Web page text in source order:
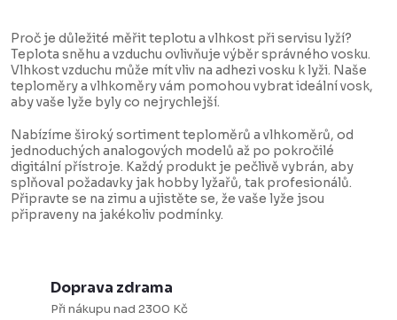
v
l
á
d
a
c
í
p
r
Proč je důležité měřit teplotu a vlhkost při servisu lyží?
Teplota sněhu a vzduchu ovlivňuje výběr správného vosku.
Vlhkost vzduchu může mít vliv na adhezi vosku k lyži. Naše
teploměry a vlhkoměry vám pomohou vybrat ideální vosk,
aby vaše lyže byly co nejrychlejší.
Nabízíme široký sortiment teploměrů a vlhkoměrů, od
jednoduchých analogových modelů až po pokročilé
digitální přístroje. Každý produkt je pečlivě vybrán, aby
splňoval požadavky jak hobby lyžařů, tak profesionálů.
Připravte se na zimu a ujistěte se, že vaše lyže jsou
připraveny na jakékoliv podmínky.
Doprava zdrama
Při nákupu nad 2300 Kč